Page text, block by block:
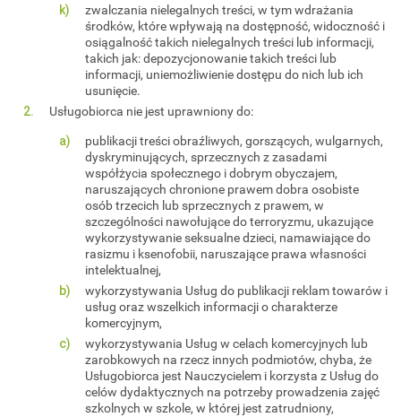
zwalczania nielegalnych treści, w tym wdrażania
środków, które wpływają na dostępność, widoczność i
osiągalność takich nielegalnych treści lub informacji,
takich jak: depozycjonowanie takich treści lub
informacji, uniemożliwienie dostępu do nich lub ich
usunięcie.
Usługobiorca nie jest uprawniony do:
publikacji treści obraźliwych, gorszących, wulgarnych,
dyskryminujących, sprzecznych z zasadami
współżycia społecznego i dobrym obyczajem,
naruszających chronione prawem dobra osobiste
osób trzecich lub sprzecznych z prawem, w
szczególności nawołujące do terroryzmu, ukazujące
wykorzystywanie seksualne dzieci, namawiające do
rasizmu i ksenofobii, naruszające prawa własności
intelektualnej,
wykorzystywania Usług do publikacji reklam towarów i
usług oraz wszelkich informacji o charakterze
komercyjnym,
wykorzystywania Usług w celach komercyjnych lub
zarobkowych na rzecz innych podmiotów, chyba, że
Usługobiorca jest Nauczycielem i korzysta z Usług do
celów dydaktycznych na potrzeby prowadzenia zajęć
szkolnych w szkole, w której jest zatrudniony,